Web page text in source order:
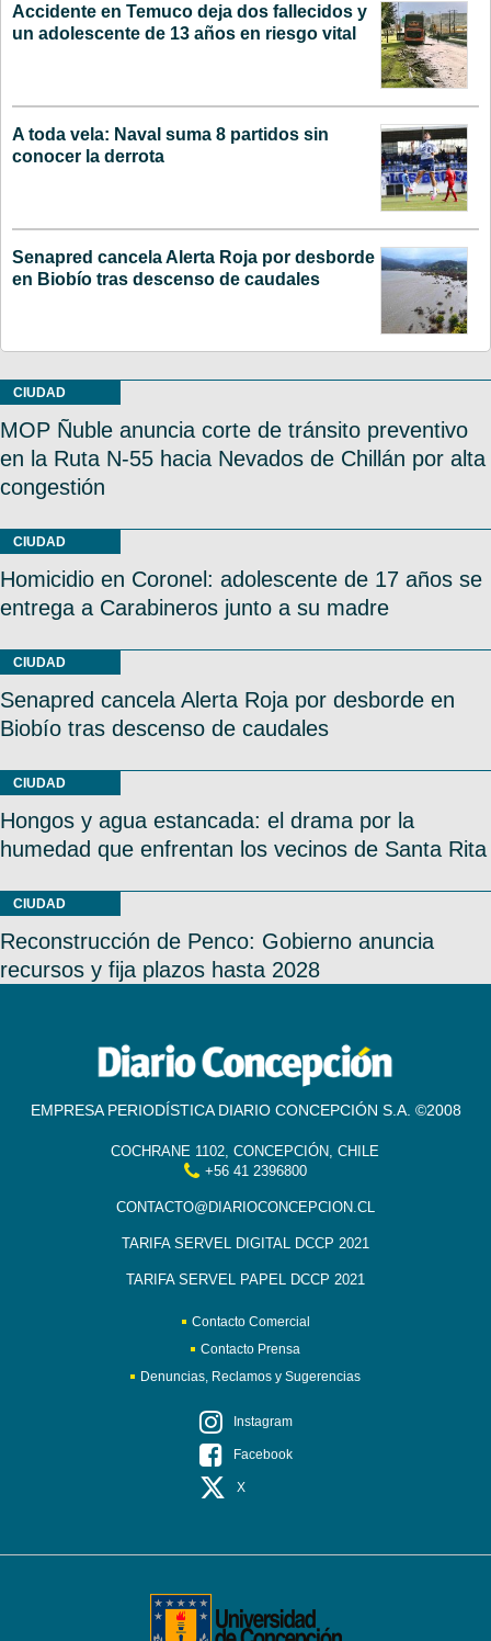
Accidente en Temuco deja dos fallecidos y
un adolescente de 13 años en riesgo vital
A toda vela: Naval suma 8 partidos sin
conocer la derrota
Senapred cancela Alerta Roja por desborde
en Biobío tras descenso de caudales
CIUDAD
MOP Ñuble anuncia corte de tránsito preventivo
en la Ruta N-55 hacia Nevados de Chillán por alta
congestión
CIUDAD
Homicidio en Coronel: adolescente de 17 años se
entrega a Carabineros junto a su madre
CIUDAD
Senapred cancela Alerta Roja por desborde en
Biobío tras descenso de caudales
CIUDAD
Hongos y agua estancada: el drama por la
humedad que enfrentan los vecinos de Santa Rita
CIUDAD
Reconstrucción de Penco: Gobierno anuncia
recursos y fija plazos hasta 2028
EMPRESA PERIODÍSTICA DIARIO CONCEPCIÓN S.A. ©2008
COCHRANE 1102, CONCEPCIÓN, CHILE
+56 41 2396800
CONTACTO@DIARIOCONCEPCION.CL
TARIFA SERVEL DIGITAL DCCP 2021
TARIFA SERVEL PAPEL DCCP 2021
Contacto Comercial
Contacto Prensa
Denuncias, Reclamos y Sugerencias
Instagram
Facebook
X